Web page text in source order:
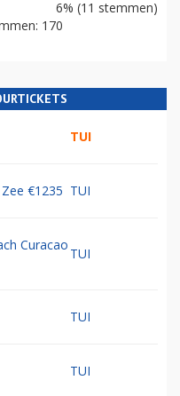
6% (11 stemmen)
170
TUI
€1235 TUI
Curacao
TUI
TUI
TUI